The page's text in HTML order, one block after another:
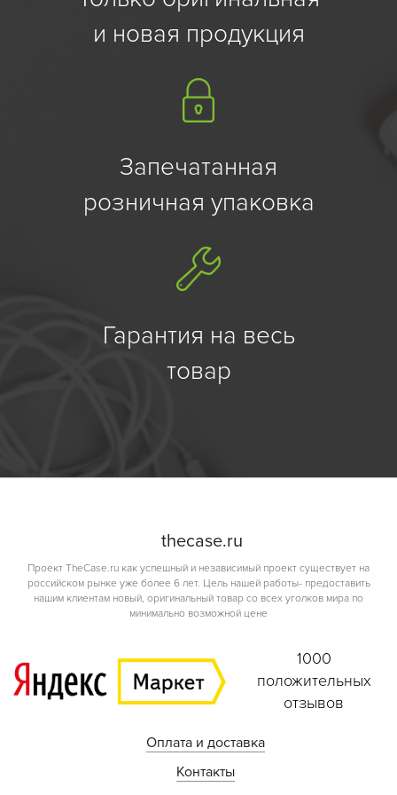
и новая продукция
Запечатанная
розничная упаковка
Гарантия на весь
товар
thecase.ru
Проект TheCase.ru как успешный и независимый проект существует на
российском рынке уже более 6 лет. Цель нашей работы- предоставить
нашим клиентам новый, оригинальный товар со всех уголков мира по
минимально возможной цене
1000
положительных
отзывов
Оплата и доставка
Контакты